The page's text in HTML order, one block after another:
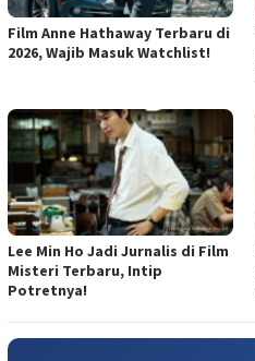
Film Anne Hathaway Terbaru di
2026, Wajib Masuk Watchlist!
Lee Min Ho Jadi Jurnalis di Film
Misteri Terbaru, Intip
Potretnya!